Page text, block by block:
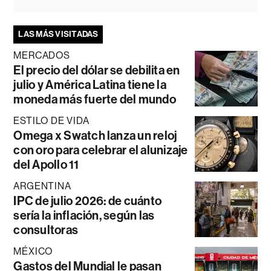
LAS MÁS VISITADAS
MERCADOS
El precio del dólar se debilita en
julio y América Latina tiene la
moneda más fuerte del mundo
ESTILO DE VIDA
Omega x Swatch lanza un reloj
con oro para celebrar el alunizaje
del Apollo 11
ARGENTINA
IPC de julio 2026: de cuánto
sería la inflación, según las
consultoras
MÉXICO
Gastos del Mundial le pasan